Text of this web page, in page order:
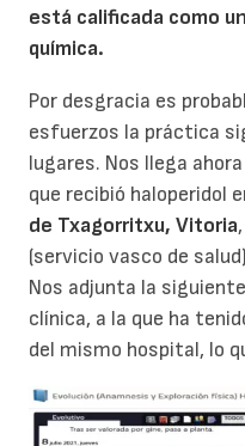
está calificada como
química.
Por desgracia es
esfuerzos la práctica
lugares. Nos llega
que recibió haloperidol
de Txagorritxu, Vitoria
(servicio vasco de
Nos adjunta la
clínica, a la que ha
del mismo hospital, lo